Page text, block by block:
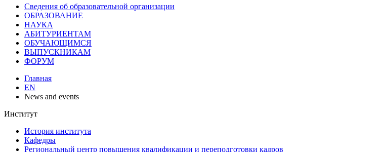
Сведения об образовательной организации
ОБРАЗОВАНИЕ
НАУКА
АБИТУРИЕНТАМ
ОБУЧАЮЩИМСЯ
ВЫПУСКНИКАМ
ФОРУМ
Главная
EN
News and events
Институт
История института
Кафедры
Региональный центр повышения квалификации и переподготовки кадров